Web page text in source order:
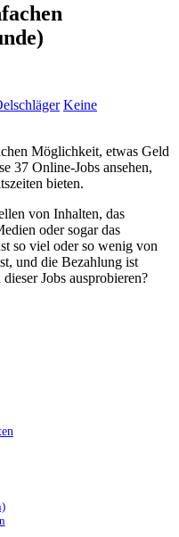
Keine
Möglichkeit, etwas Geld
37 Online-Jobs ansehen,
bieten.
von Inhalten, das
oder sogar das
so viel oder so wenig von
und die Bezahlung ist
Jobs ausprobieren?